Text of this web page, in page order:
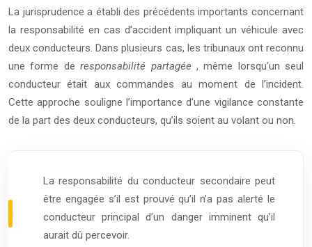
La jurisprudence a établi des précédents importants concernant
la responsabilité en cas d’accident impliquant un véhicule avec
deux conducteurs. Dans plusieurs cas, les tribunaux ont reconnu
une forme deresponsabilité partagée , même lorsqu’un seul
conducteur était aux commandes au moment de l’incident.
Cette approche souligne l’importance d’une vigilance constante
de la part des deux conducteurs, qu’ils soient au volant ou non.
La responsabilité du conducteur secondaire peut
être engagée s’il est prouvé qu’il n’a pas alerté le
conducteur principal d’un danger imminent qu’il
aurait dû percevoir.